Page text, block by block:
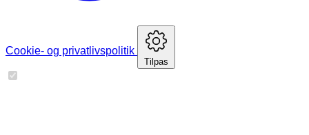
Cookie- og privatlivspolitik
Tilpas